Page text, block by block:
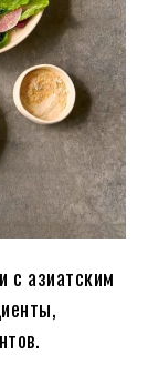
с азиатским